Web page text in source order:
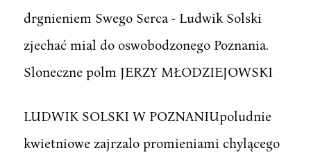
drgnieniem Swego Serca - Ludwik Solski
zjechać mial do oswobodzonego Poznania.
Sloneczne polm JERZY MŁODZIEJOWSKI
LUDWIK SOLSKI W POZNANIUpoludnie
kwietniowe zajrzalo promieniami chylącego